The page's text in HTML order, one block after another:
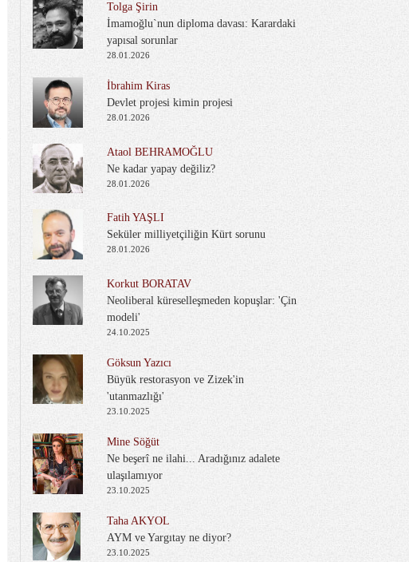
Tolga Şirin
İmamoğlu`nun diploma davası: Karardaki
yapısal sorunlar
28.01.2026
İbrahim Kiras
Devlet projesi kimin projesi
28.01.2026
Ataol BEHRAMOĞLU
Ne kadar yapay değiliz?
28.01.2026
Fatih YAŞLI
Seküler milliyetçiliğin Kürt sorunu
28.01.2026
Korkut BORATAV
Neoliberal küreselleşmeden kopuşlar: 'Çin
modeli'
24.10.2025
Göksun Yazıcı
Büyük restorasyon ve Zizek'in
'utanmazlığı'
23.10.2025
Mine Söğüt
Ne beşerî ne ilahi... Aradığınız adalete
ulaşılamıyor
23.10.2025
Taha AKYOL
AYM ve Yargıtay ne diyor?
23.10.2025